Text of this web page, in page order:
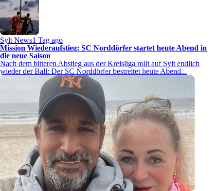
Sylt News1 Tag ago
Mission Wiederaufstieg: SC Norddörfer startet heute Abend in
die neue Saison
Nach dem bitteren Abstieg aus der Kreisliga rollt auf Sylt endlich
wieder der Ball: Der SC Norddörfer bestreitet heute Abend...